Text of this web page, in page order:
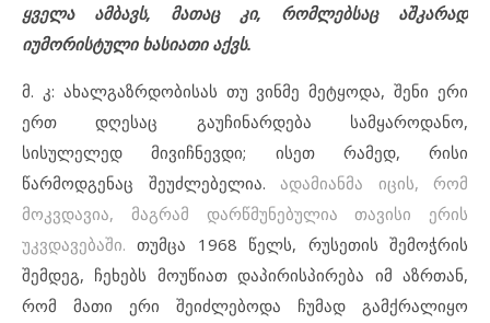
ყველა ამბავს, მათაც კი, რომლებსაც აშკარად
იუმორისტული ხასიათი აქვს.
მ. კ: ახალგაზრდობისას თუ ვინმე მეტყოდა, შენი ერი
ერთ დღესაც გაუჩინარდება სამყაროდანო,
სისულელედ მივიჩნევდი; ისეთ რამედ, რისი
წარმოდგენაც შეუძლებელია. ადამიანმა იცის, რომ
მოკვდავია, მაგრამ დარწმუნებულია თავისი ერის
უკვდავებაში.თუმცა 1968 წელს, რუსეთის შემოჭრის
შემდეგ, ჩეხებს მოუწიათ დაპირისპირება იმ აზრთან,
რომ მათი ერი შეიძლებოდა ჩუმად გამქრალიყო